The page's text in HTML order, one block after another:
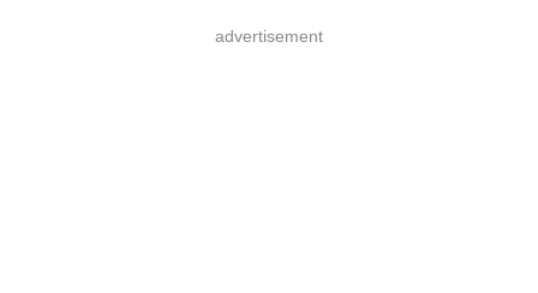
advertisement